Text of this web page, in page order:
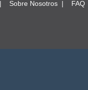
Sobre Nosotros FAQ